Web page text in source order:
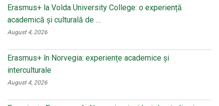
Erasmus+ la Volda University College: o experiență
academică și culturală de …
August 4, 2026
Erasmus+ în Norvegia: experiențe academice și
interculturale
August 4, 2026